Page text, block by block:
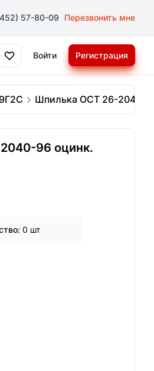
57-80-09 Перезвонить мне
Войти Регистрация
Шпилька ОСТ 26-2040-
96 оцинк.
0 шт